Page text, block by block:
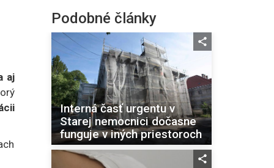
aj
Podobné články
Interná časť urgentu v
Starej nemocnici dočasne
funguje v iných priestoroch